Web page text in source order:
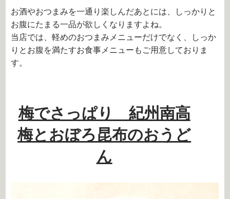
お酒やおつまみを一通り楽しんだあとには、しっかりと
お腹にたまる一品が欲しくなりますよね。
当店では、軽めのおつまみメニューだけでなく、しっか
りとお腹を満たすお食事メニューもご用意しておりま
す。
梅でさっぱり 紀州南高
梅とおぼろ昆布のおうど
ん